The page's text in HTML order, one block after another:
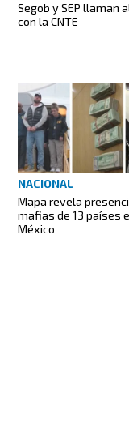
Segob y SEP llaman
con la CNTE
NACIONAL
Mapa revela
mafias de 13 países
México